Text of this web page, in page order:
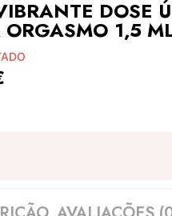
DOSE
ORGASMO 1,5